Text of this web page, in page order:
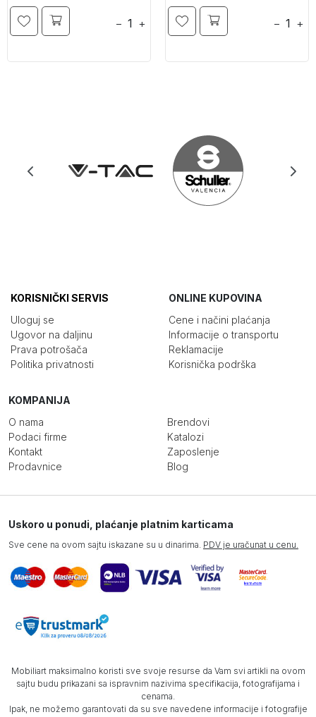
− + − +
KORISNIČKI SERVIS
Uloguj se
Ugovor na daljinu
Prava potrošača
Politika privatnosti
ONLINE KUPOVINA
Cene i načini plaćanja
Informacije o transportu
Reklamacije
Korisnička podrška
KOMPANIJA
O nama
Podaci firme
Kontakt
Prodavnice
Brendovi
Katalozi
Zaposlenje
Blog
Uskoro u ponudi, plaćanje platnim karticama
Sve cene na ovom sajtu iskazane su u dinarima. PDV je uračunat u cenu.
Mobiliart maksimalno koristi sve svoje resurse da Vam svi artikli na ovom
sajtu budu prikazani sa ispravnim nazivima specifikacija, fotografijama i
cenama.
Ipak, ne možemo garantovati da su sve navedene informacije i fotografije